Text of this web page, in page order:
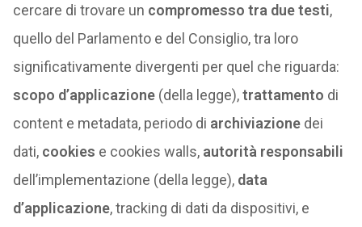
cercare di trovare un compromesso tra due testi,
quello del Parlamento e del Consiglio, tra loro
significativamente divergenti per quel che riguarda:
scopo d’applicazione(della legge),trattamento di
content e metadata, periodo di archiviazionedei
dati, cookies e cookies walls, autorità responsabili
dell’implementazione (della legge), data
d’applicazione, tracking di dati da dispositivi, e